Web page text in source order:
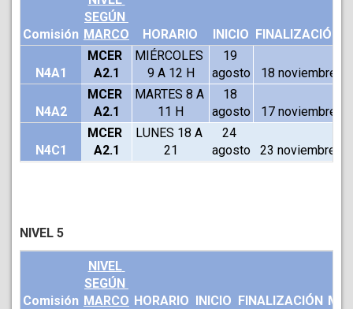
Comisión
SEGÚN
MARCO
HORARIO INICIO FINALIZACIÓN
N4A1
MCER
A2.1
MIÉRCOLES
9 A 12 H
19
agosto
18 noviembre
N4A2
MCER
A2.1
MARTES 8 A
11 H
18
agosto
17 noviembre
N4C1
MCER
A2.1
LUNES 18 A
21
24
agosto
23 noviembre
NIVEL 5
Comisión
NIVEL
SEGÚN
MARCO HORARIO INICIO FINALIZACIÓN